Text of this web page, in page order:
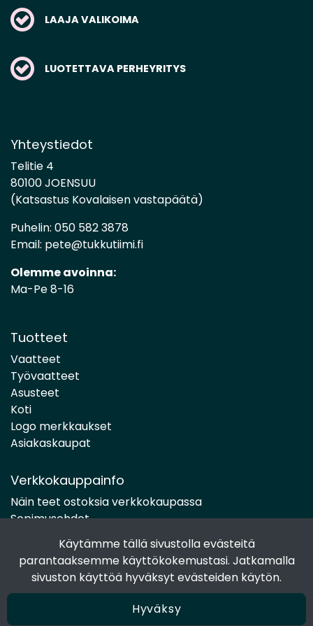
Käytämme tällä sivustolla evästeitä
parantaaksemme käyttökokemustasi. Jatkamalla
sivuston käyttöä hyväksyt evästeiden käytön.
Hyväksy
LAAJA VALIKOIMA
LUOTETTAVA PERHEYRITYS
Yhteystiedot
Telitie 4
80100 JOENSUU
(Katsastus Kovalaisen vastapäätä)
Puhelin: 050 582 3878
Email: pete@tukkutiimi.fi
Olemme avoinna:
Ma-Pe 8-16
Tuotteet
Vaatteet
Työvaatteet
Asusteet
Koti
Logo merkkaukset
Asiakaskaupat
Verkkokauppainfo
Näin teet ostoksia verkkokaupassa
Sopimusehdot
Toimitustavat
Maksutavat
Tietosuojaseloste
Seuraa sosiaalisessa mediassa